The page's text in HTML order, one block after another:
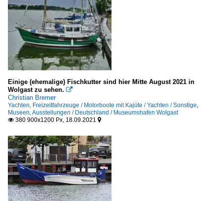
Einige (ehemalige) Fischkutter sind hier Mitte August 2021 in
Wolgast zu sehen. 
Christian Bremer
Yachten, Freizeitfahrzeuge / Motorboote mit Kajüte / Yachten / Sonstige,
Museen, Ausstellungen / Deutschland / Museumshafen Wolgast
 380 900x1200 Px, 18.09.2021 